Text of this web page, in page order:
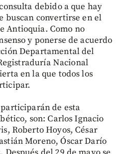
debido a que hay
buscan convertirse en el
Antioquia. Como no
y ponerse de acuerdo
Departamental del
Nacional
en la que todos los
de esta
son: Carlos Ignacio
Roberto Hoyos, César
Moreno, Óscar Darío